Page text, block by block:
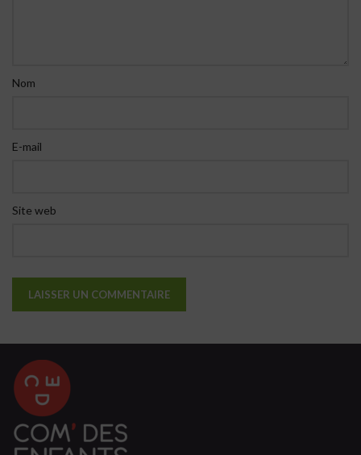
Nom
E-mail
Site web